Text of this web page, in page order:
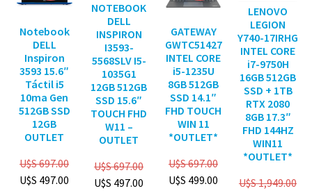
Notebook
DELL
Inspiron
3593 15.6″
Táctil i5
10ma Gen
512GB SSD
12GB
OUTLET
U$S697.00
U$S 497.00
NOTEBOOK
DELL
INSPIRON
I3593-
5568SLV I5-
1035G1
12GB 512GB
SSD 15.6″
TOUCH FHD
W11 –
OUTLET
U$S697.00
U$S 497.00
GATEWAY
GWTC51427
INTEL CORE
i5-1235U
8GB 512GB
SSD 14.1″
FHD TOUCH
WIN 11
*OUTLET*
U$S697.00
U$S 499.00
LENOVO
LEGION
Y740-17IRHG
INTEL CORE
i7-9750H
16GB 512GB
SSD + 1TB
RTX 2080
8GB 17.3″
FHD 144HZ
WIN11
*OUTLET*
U$S1,949.00